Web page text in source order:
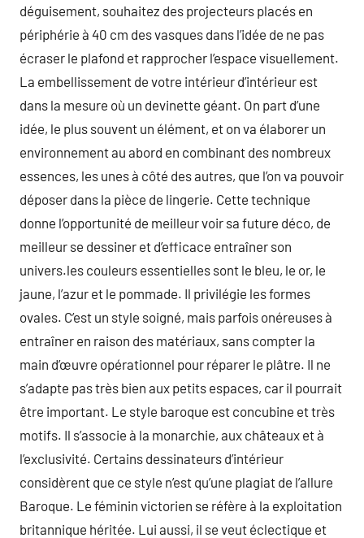
déguisement, souhaitez des projecteurs placés en
périphérie à 40 cm des vasques dans l’idée de ne pas
écraser le plafond et rapprocher l’espace visuellement.
La embellissement de votre intérieur d’intérieur est
dans la mesure où un devinette géant. On part d’une
idée, le plus souvent un élément, et on va élaborer un
environnement au abord en combinant des nombreux
essences, les unes à côté des autres, que l’on va pouvoir
déposer dans la pièce de lingerie. Cette technique
donne l’opportunité de meilleur voir sa future déco, de
meilleur se dessiner et d’efficace entraîner son
univers.les couleurs essentielles sont le bleu, le or, le
jaune, l’azur et le pommade. Il privilégie les formes
ovales. C’est un style soigné, mais parfois onéreuses à
entraîner en raison des matériaux, sans compter la
main d’œuvre opérationnel pour réparer le plâtre. Il ne
s’adapte pas très bien aux petits espaces, car il pourrait
être important. Le style baroque est concubine et très
motifs. Il s’associe à la monarchie, aux châteaux et à
l’exclusivité. Certains dessinateurs d’intérieur
considèrent que ce style n’est qu’une plagiat de l’allure
Baroque. Le féminin victorien se réfère à la exploitation
britannique héritée. Lui aussi, il se veut éclectique et